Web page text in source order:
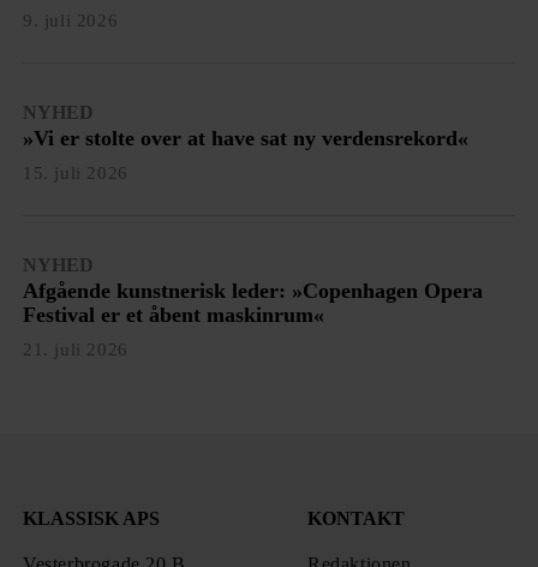
9. juli 2026
NYHED
»Vi er stolte over at have sat ny verdensrekord«
15. juli 2026
NYHED
Afgående kunstnerisk leder: »Copenhagen Opera
Festival er et åbent maskinrum«
21. juli 2026
KLASSISK APS KONTAKT